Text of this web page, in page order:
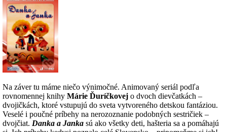
Na záver tu máme niečo výnimočné. Animovaný seriál podľa
rovnomennej knihy Márie Ďuríčkovej o dvoch dievčatkách –
dvojičkách, ktoré vstupujú do sveta vytvoreného detskou fantáziou.
Veselé i poučné príbehy na nerozoznanie podobných sestričiek –
dvojčiat. Danka a Janka sú ako všetky deti, hašteria sa a pomáhajú